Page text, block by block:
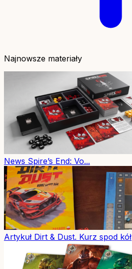
Najnowsze materiały
News Spire’s End: Vo...
Artykuł Dirt & Dust. Kurz spod kół